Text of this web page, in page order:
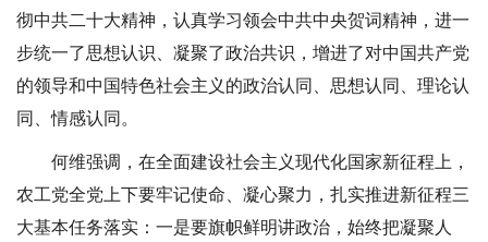
彻中共二十大精神，认真学习领会中共中央贺词精神，进一
步统一了思想认识、凝聚了政治共识，增进了对中国共产党
的领导和中国特色社会主义的政治认同、思想认同、理论认
同、情感认同。
何维强调，在全面建设社会主义现代化国家新征程上，
农工党全党上下要牢记使命、凝心聚力，扎实推进新征程三
大基本任务落实：一是要旗帜鲜明讲政治，始终把凝聚人